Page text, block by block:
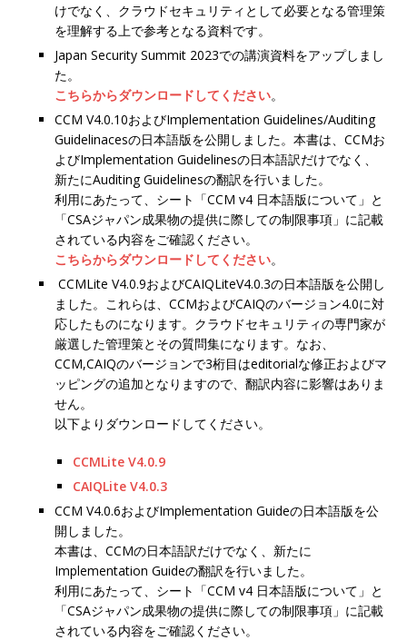
けでなく、クラウドセキュリティとして必要となる管理策
を理解する上で参考となる資料です。
Japan Security Summit 2023での講演資料をアップしまし
た。
こちらからダウンロードしてください。
CCM V4.0.10およびImplementation Guidelines/Auditing
Guidelinacesの日本語版を公開しました。本書は、CCMお
よびImplementation Guidelinesの日本語訳だけでなく、
新たにAuditing Guidelinesの翻訳を行いました。
利用にあたって、シート「CCM v4 日本語版について」と
「CSAジャパン成果物の提供に際しての制限事項」に記載
されている内容をご確認ください。
こちらからダウンロードしてください。
CCMLite V4.0.9およびCAIQLiteV4.0.3の日本語版を公開し
ました。これらは、CCMおよびCAIQのバージョン4.0に対
応したものになります。クラウドセキュリティの専門家が
厳選した管理策とその質問集になります。なお、
CCM,CAIQのバージョンで3桁目はeditorialな修正およびマ
ッピングの追加となりますので、翻訳内容に影響はありま
せん。
以下よりダウンロードしてください。
CCMLite V4.0.9
CAIQLite V4.0.3
CCM V4.0.6およびImplementation Guideの日本語版を公
開しました。
本書は、CCMの日本語訳だけでなく、新たに
Implementation Guideの翻訳を行いました。
利用にあたって、シート「CCM v4 日本語版について」と
「CSAジャパン成果物の提供に際しての制限事項」に記載
されている内容をご確認ください。